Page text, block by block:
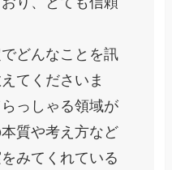
どんなことを訊
てくださいま
っしゃる領域が
質や考え方など
みてくれている